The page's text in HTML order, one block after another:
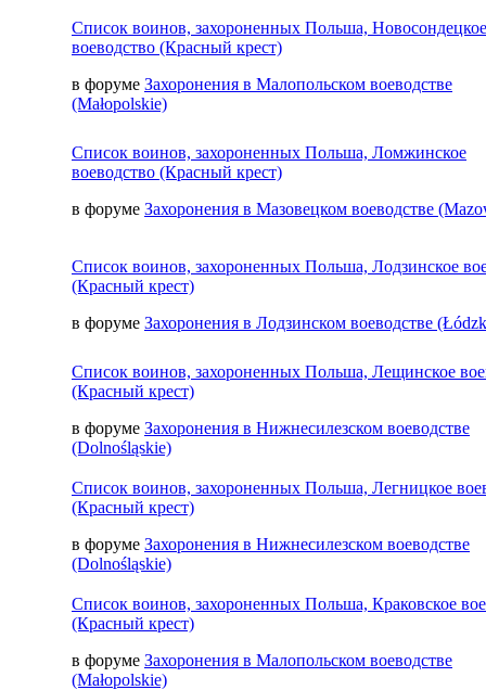
Список воинов, захороненных Польша, Новосондецкое
воеводство (Красный крест)
в форуме Захоронения в Малопольском воеводстве
(Małopolskie)
Список воинов, захороненных Польша, Ломжинское
воеводство (Красный крест)
в форуме Захоронения в Мазовецком воеводстве
Список воинов, захороненных Польша, Лодзинское
(Красный крест)
в форуме Захоронения в Лодзинском воеводстве
Список воинов, захороненных Польша, Лещинское
(Красный крест)
в форуме Захоронения в Нижнесилезском воеводстве
(Dolnośląskie)
Список воинов, захороненных Польша, Легницкое
(Красный крест)
в форуме Захоронения в Нижнесилезском воеводстве
(Dolnośląskie)
Список воинов, захороненных Польша, Краковское
(Красный крест)
в форуме Захоронения в Малопольском воеводстве
(Małopolskie)